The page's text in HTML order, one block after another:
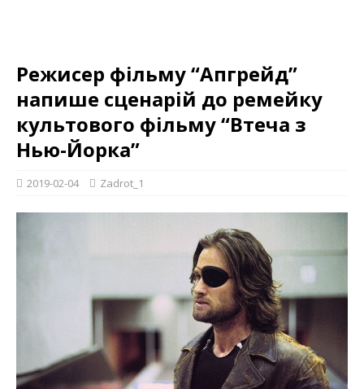
Режисер фільму “Апгрейд”
напише сценарій до ремейку
культового фільму “Втеча з
Нью-Йорка”
2019-02-04 Zadrot_1